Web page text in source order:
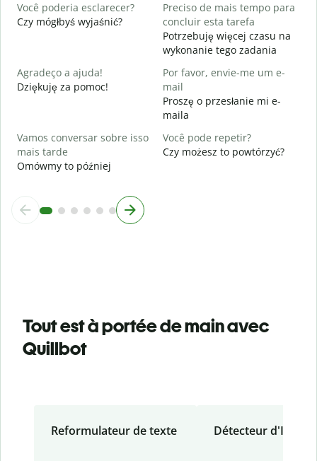
Você poderia esclarecer?
Czy mógłbyś wyjaśnić?
Preciso de mais tempo para
concluir esta tarefa
Potrzebuję więcej czasu na
wykonanie tego zadania
Agradeço a ajuda!
Dziękuję za pomoc!
Por favor, envie-me um e-
mail
Proszę o przesłanie mi e-
maila
Vamos conversar sobre isso
mais tarde
Omówmy to później
Você pode repetir?
Czy możesz to powtórzyć?
Tout est à portée de main avec
Quillbot
Reformulateur de texte Détecteur d'IA